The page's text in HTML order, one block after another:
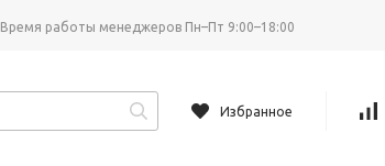
Время работы менеджеров Пн–Пт 9:00–18:00
Избранное